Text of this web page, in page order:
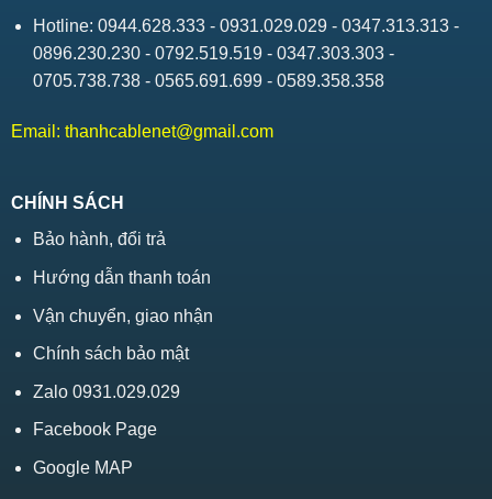
Hotline: 0944.628.333 - 0931.029.029 - 0347.313.313 -
0896.230.230 - 0792.519.519 - 0347.303.303 -
0705.738.738 - 0565.691.699 - 0589.358.358
Email: thanhcablenet@gmail.com
CHÍNH SÁCH
Bảo hành, đổi trả
Hướng dẫn thanh toán
Vận chuyển, giao nhận
Chính sách bảo mật
Zalo 0931.029.029
Facebook Page
Google MAP